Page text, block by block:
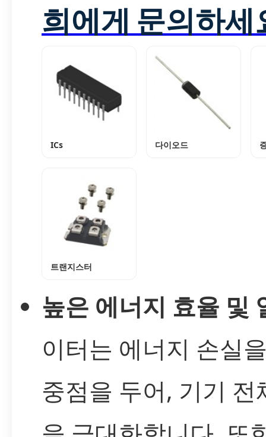
희에게 문의하세
ICs 다이오드
트랜지스터
높은 에너지 효율 및
이터는 에너지 손실
중점을 두어, 기기